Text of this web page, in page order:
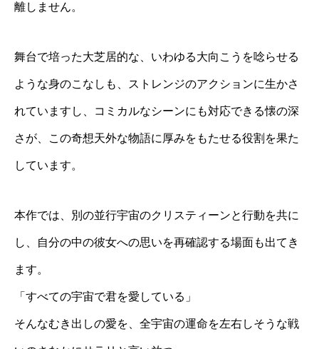
離しません。
舞台で培った大芝居的な、いわゆる大向こうを唸らせる
ような身のこなしも、ストレンジのアクションに生かさ
れていますし、コミカルなシーンにも対応できる懐の深
さが、この奇想天外な物語に厚みをもたせる役割を果た
しています。
本作では、別の並行宇宙のクリスティーンと行動を共に
し、自分の中の彼女への思いを再確認する場面も出てき
ます。
「すべての宇宙で君を愛している」
そんなむき出しの愛を、全宇宙の運命を左右しそうな戦